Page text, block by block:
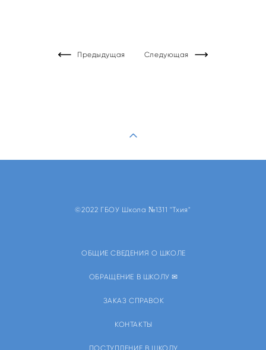
Предыдущая Следующая
©2022 ГБОУ Школа №1311 "Тхия"
ОБЩИЕ СВЕДЕНИЯ О ШКОЛЕ
ОБРАЩЕНИЕ В ШКОЛУ ✉
ЗАКАЗ СПРАВОК
КОНТАКТЫ
ПОСТУПЛЕНИЕ В ШКОЛУ